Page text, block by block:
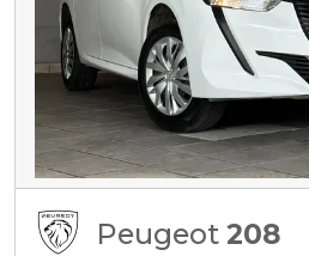
Peugeot 208